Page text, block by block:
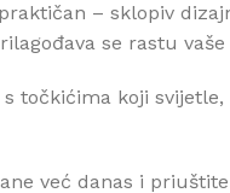
– sklopiv
se rastu vaše
s točkićima koji
već danas i